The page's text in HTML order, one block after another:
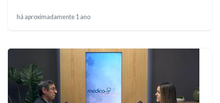
há aproximadamente 1 ano